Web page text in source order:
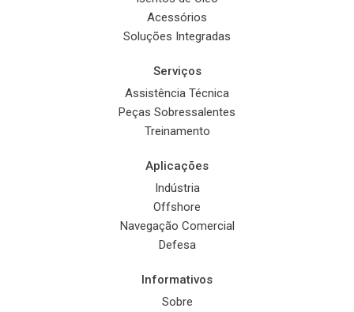
Acessórios
Soluções Integradas
Serviços
Assistência Técnica
Peças Sobressalentes
Treinamento
Aplicações
Indústria
Offshore
Navegação Comercial
Defesa
Informativos
Sobre